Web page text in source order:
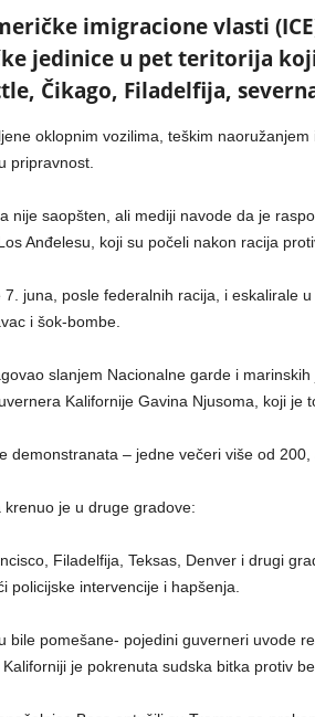
imigracione vlasti
jedinice u pet teritorija
Čikago, Filadelfija,
oklopnim vozilima, teškim
pripravnost.
nije saopšten, ali mediji navode da je
Anđelesu, koji su počeli nakon racija
juna, posle federalnih racija, i eskalirale
i šok-bombe.
slanjem Nacionalne garde i
Kalifornije Gavina Njusoma, koji je
demonstranata – jedne večeri više od
je u druge gradove:
Filadelfija, Teksas, Denver i drugi
policijske intervencije i hapšenja.
bile pomešane- pojedini guverneri uvode
je pokrenuta sudska bitka protiv